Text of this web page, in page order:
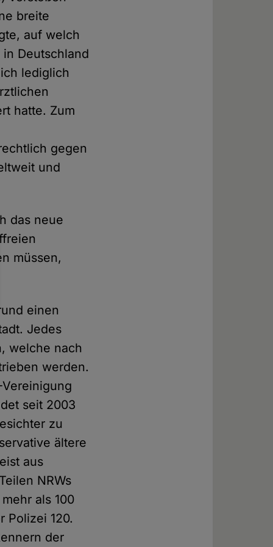
breite
auf welch
Deutschland
lediglich
hatte. Zum
gegen
und
das neue
müssen,
einen
Jedes
welche nach
werden.
seit 2003
zu
ältere
aus
NRWs
mehr als 100
Polizei 120.
der